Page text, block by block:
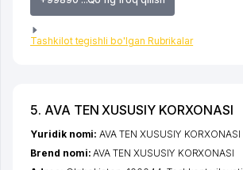
Tashkilot tegishli bo'lgan Rubrikalar
5. AVA TEN XUSUSIY KORXONASI
Yuridik nomi:AVA TEN XUSUSIY KORXONASI
Brend nomi:AVA TEN XUSUSIY KORXONASI